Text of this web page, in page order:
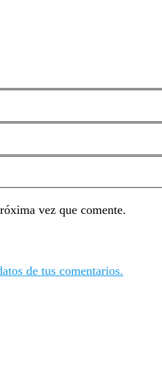
vez que comente.
de tus comentarios.